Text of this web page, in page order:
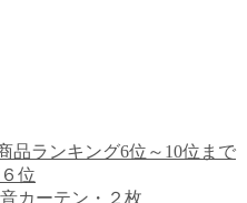
ランキング6位～10位まで
位
カーテン・２枚